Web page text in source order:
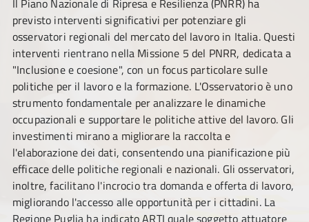
previsto interventi significativi per potenziare gli
osservatori regionali del mercato del lavoro in Italia. Questi
interventi rientrano nella Missione 5 del PNRR, dedicata a
"Inclusione e coesione", con un focus particolare sulle
politiche per il lavoro e la formazione. L'Osservatorio è uno
strumento fondamentale per analizzare le dinamiche
occupazionali e supportare le politiche attive del lavoro. Gli
investimenti mirano a migliorare la raccolta e
l'elaborazione dei dati, consentendo una pianificazione più
efficace delle politiche regionali e nazionali. Gli osservatori,
inoltre, facilitano l'incrocio tra domanda e offerta di lavoro,
migliorando l'accesso alle opportunità per i cittadini. La
Regione Puglia ha indicato ARTI quale soggetto attuatore